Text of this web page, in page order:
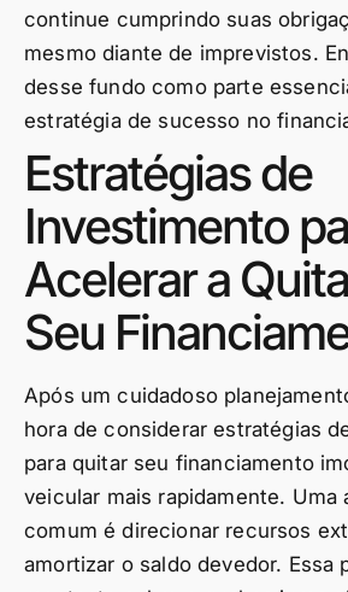
continue cumprindo suas
mesmo diante de imprevistos.
desse fundo como parte
estratégia de sucesso no
Estratégias de
Investimento
Acelerar a
Seu
Após um cuidadoso
hora de considerar estratégias
para quitar seu financiamento
veicular mais rapidamente. Uma
comum é direcionar recursos
amortizar o saldo devedor. Essa